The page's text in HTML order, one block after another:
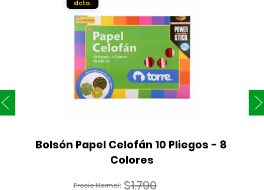
Bolsón Papel Celofán 10 Pliegos - 8
Colores
$1.790